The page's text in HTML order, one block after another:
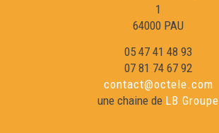
1
64000 PAU
05 47 41 48 93
07 81 74 67 92
contact@octele.com
une chaine de LB Groupe